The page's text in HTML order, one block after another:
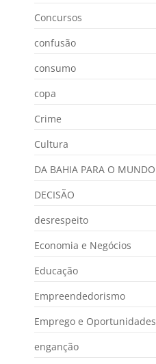
Concursos
confusão
consumo
copa
Crime
Cultura
DA BAHIA PARA O MUNDO
DECISÃO
desrespeito
Economia e Negócios
Educação
Empreendedorismo
Emprego e Oportunidades
enganção